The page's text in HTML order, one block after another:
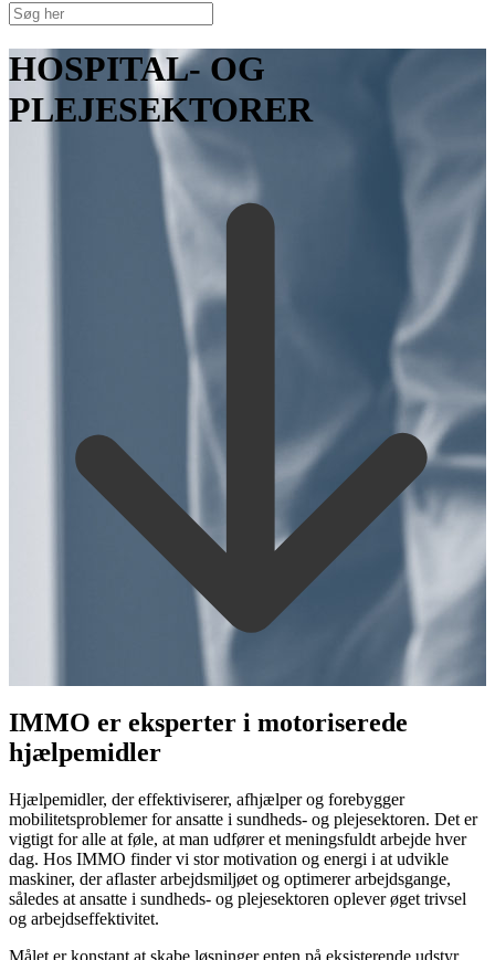
HOSPITAL- OG
PLEJESEKTORER
IMMO er eksperter i motoriserede
hjælpemidler
Hjælpemidler, der effektiviserer, afhjælper og forebygger
mobilitetsproblemer for ansatte i sundheds- og plejesektoren. Det er
vigtigt for alle at føle, at man udfører et meningsfuldt arbejde hver
dag. Hos IMMO finder vi stor motivation og energi i at udvikle
maskiner, der aflaster arbejdsmiljøet og optimerer arbejdsgange,
således at ansatte i sundheds- og plejesektoren oplever øget trivsel
og arbejdseffektivitet.